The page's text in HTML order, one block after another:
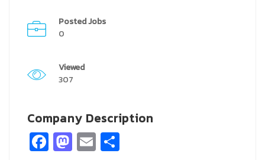
Posted Jobs
0
Viewed
307
Company Description
Facebook
Mastodon
Email